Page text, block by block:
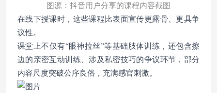
图源：抖音用户分享的课程内容截图
在线下授课时，这些课程比表面宣传更露骨、更具争
议性。
课堂上不仅有“眼神拉丝”等基础肢体训练，还包含擦
边的亲密互动训练、涉及私密技巧的争议环节，部分
内容尺度突破公序良俗，充满感官刺激。